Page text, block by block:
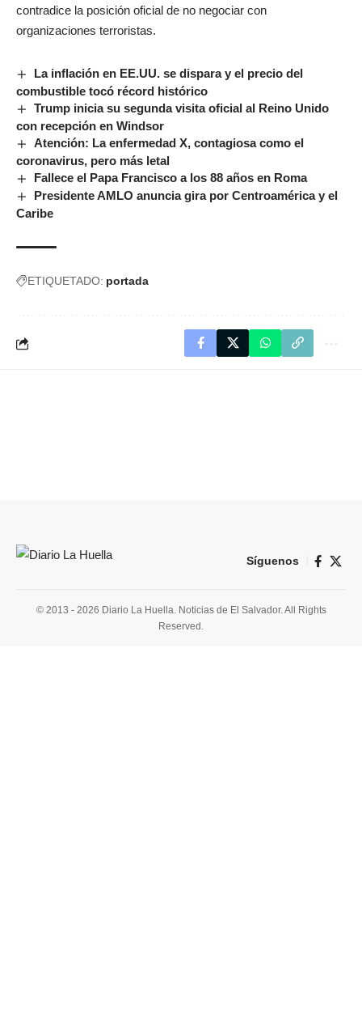
contradice la posición oficial de no negociar con
organizaciones terroristas.
La inflación en EE.UU. se dispara y el precio del
combustible tocó récord histórico
Trump inicia su segunda visita oficial al Reino Unido
con recepción en Windsor
Atención: La enfermedad X, contagiosa como el
coronavirus, pero más letal
Fallece el Papa Francisco a los 88 años en Roma
Presidente AMLO anuncia gira por Centroamérica y el
Caribe
ETIQUETADO: portada
Síguenos
© 2013 - 2026 Diario La Huella. Noticias de El Salvador. All Rights
Reserved.